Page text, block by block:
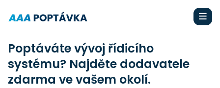
Poptáváte vývoj řídicího
systému? Najděte dodavatele
zdarma ve vašem okolí.